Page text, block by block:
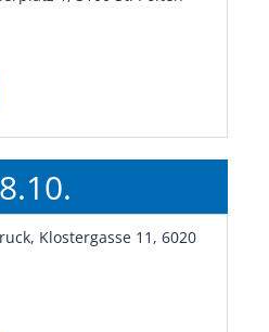
Klostergasse 11, 6020